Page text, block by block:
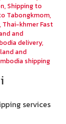
, Shipping to
Tabongkmom,
, Thai-khmer Fast
and
delivery,
and
shipping
services